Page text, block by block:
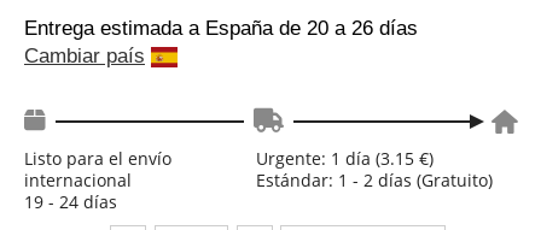
Entrega estimada a España de 20 a 26 días
Cambiar país
Listo para el envío
internacional
19 - 24 días
Urgente: 1 día (3.15 €)
Estándar: 1 - 2 días (Gratuito)